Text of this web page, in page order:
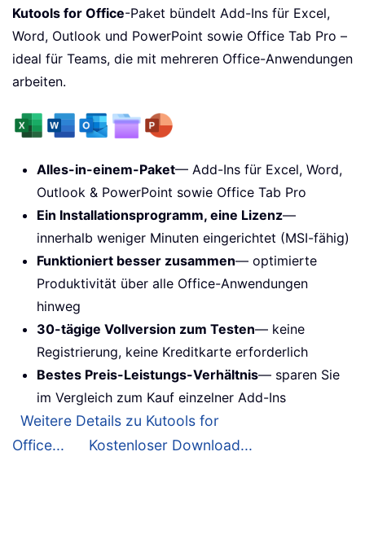
Kutools for Office-Paket bündelt Add-Ins für Excel,
Word, Outlook und PowerPoint sowie Office Tab Pro –
ideal für Teams, die mit mehreren Office-Anwendungen
arbeiten.
Alles-in-einem-Paket— Add-Ins für Excel, Word,
Outlook & PowerPoint sowie Office Tab Pro
Ein Installationsprogramm, eine Lizenz—
innerhalb weniger Minuten eingerichtet (MSI-fähig)
Funktioniert besser zusammen— optimierte
Produktivität über alle Office-Anwendungen
hinweg
30-tägige Vollversion zum Testen— keine
Registrierung, keine Kreditkarte erforderlich
Bestes Preis-Leistungs-Verhältnis— sparen Sie
im Vergleich zum Kauf einzelner Add-Ins
Weitere Details zu Kutools for
Office...
Kostenloser Download...